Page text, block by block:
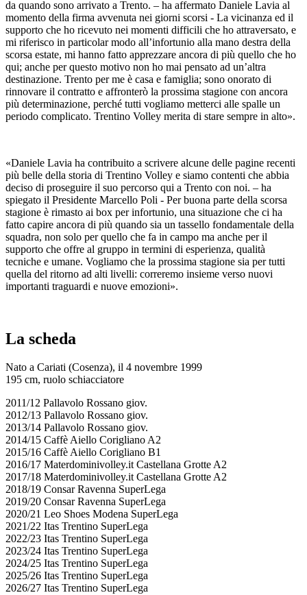
da quando sono arrivato a Trento. – ha affermato Daniele Lavia al
momento della firma avvenuta nei giorni scorsi - La vicinanza ed il
supporto che ho ricevuto nei momenti difficili che ho attraversato, e
mi riferisco in particolar modo all’infortunio alla mano destra della
scorsa estate, mi hanno fatto apprezzare ancora di più quello che ho
qui; anche per questo motivo non ho mai pensato ad un’altra
destinazione. Trento per me è casa e famiglia; sono onorato di
rinnovare il contratto e affronterò la prossima stagione con ancora
più determinazione, perché tutti vogliamo metterci alle spalle un
periodo complicato. Trentino Volley merita di stare sempre in alto».
«Daniele Lavia ha contribuito a scrivere alcune delle pagine recenti
più belle della storia di Trentino Volley e siamo contenti che abbia
deciso di proseguire il suo percorso qui a Trento con noi. – ha
spiegato il Presidente Marcello Poli - Per buona parte della scorsa
stagione è rimasto ai box per infortunio, una situazione che ci ha
fatto capire ancora di più quando sia un tassello fondamentale della
squadra, non solo per quello che fa in campo ma anche per il
supporto che offre al gruppo in termini di esperienza, qualità
tecniche e umane. Vogliamo che la prossima stagione sia per tutti
quella del ritorno ad alti livelli: correremo insieme verso nuovi
importanti traguardi e nuove emozioni».
La scheda
Nato a Cariati (Cosenza), il 4 novembre 1999
195 cm, ruolo schiacciatore
2011/12 Pallavolo Rossano giov.
2012/13 Pallavolo Rossano giov.
2013/14 Pallavolo Rossano giov.
2014/15 Caffè Aiello Corigliano A2
2015/16 Caffè Aiello Corigliano B1
2016/17 Materdominivolley.it Castellana Grotte A2
2017/18 Materdominivolley.it Castellana Grotte A2
2018/19 Consar Ravenna SuperLega
2019/20 Consar Ravenna SuperLega
2020/21 Leo Shoes Modena SuperLega
2021/22 Itas Trentino SuperLega
2022/23 Itas Trentino SuperLega
2023/24 Itas Trentino SuperLega
2024/25 Itas Trentino SuperLega
2025/26 Itas Trentino SuperLega
2026/27 Itas Trentino SuperLega